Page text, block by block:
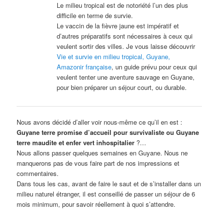
Le milieu tropical est de notoriété l’un des plus
difficile en terme de survie.
Le vaccin de la fièvre jaune est impératif et
d’autres préparatifs sont nécessaires à ceux qui
veulent sortir des villes. Je vous laisse découvrir
Vie et survie en milieu tropical, Guyane,
Amazonir française, un guide prévu pour ceux qui
veulent tenter une aventure sauvage en Guyane,
pour bien préparer un séjour court, ou durable.
Nous avons décidé d’aller voir nous-même ce qu’il en est :
Guyane terre promise d’accueil pour survivaliste ou Guyane
terre maudite et enfer vert inhospitalier ?…
Nous allons passer quelques semaines en Guyane. Nous ne
manquerons pas de vous faire part de nos impressions et
commentaires.
Dans tous les cas, avant de faire le saut et de s’installer dans un
milieu naturel étranger, il est conseillé de passer un séjour de 6
mois minimum, pour savoir réellement à quoi s’attendre.